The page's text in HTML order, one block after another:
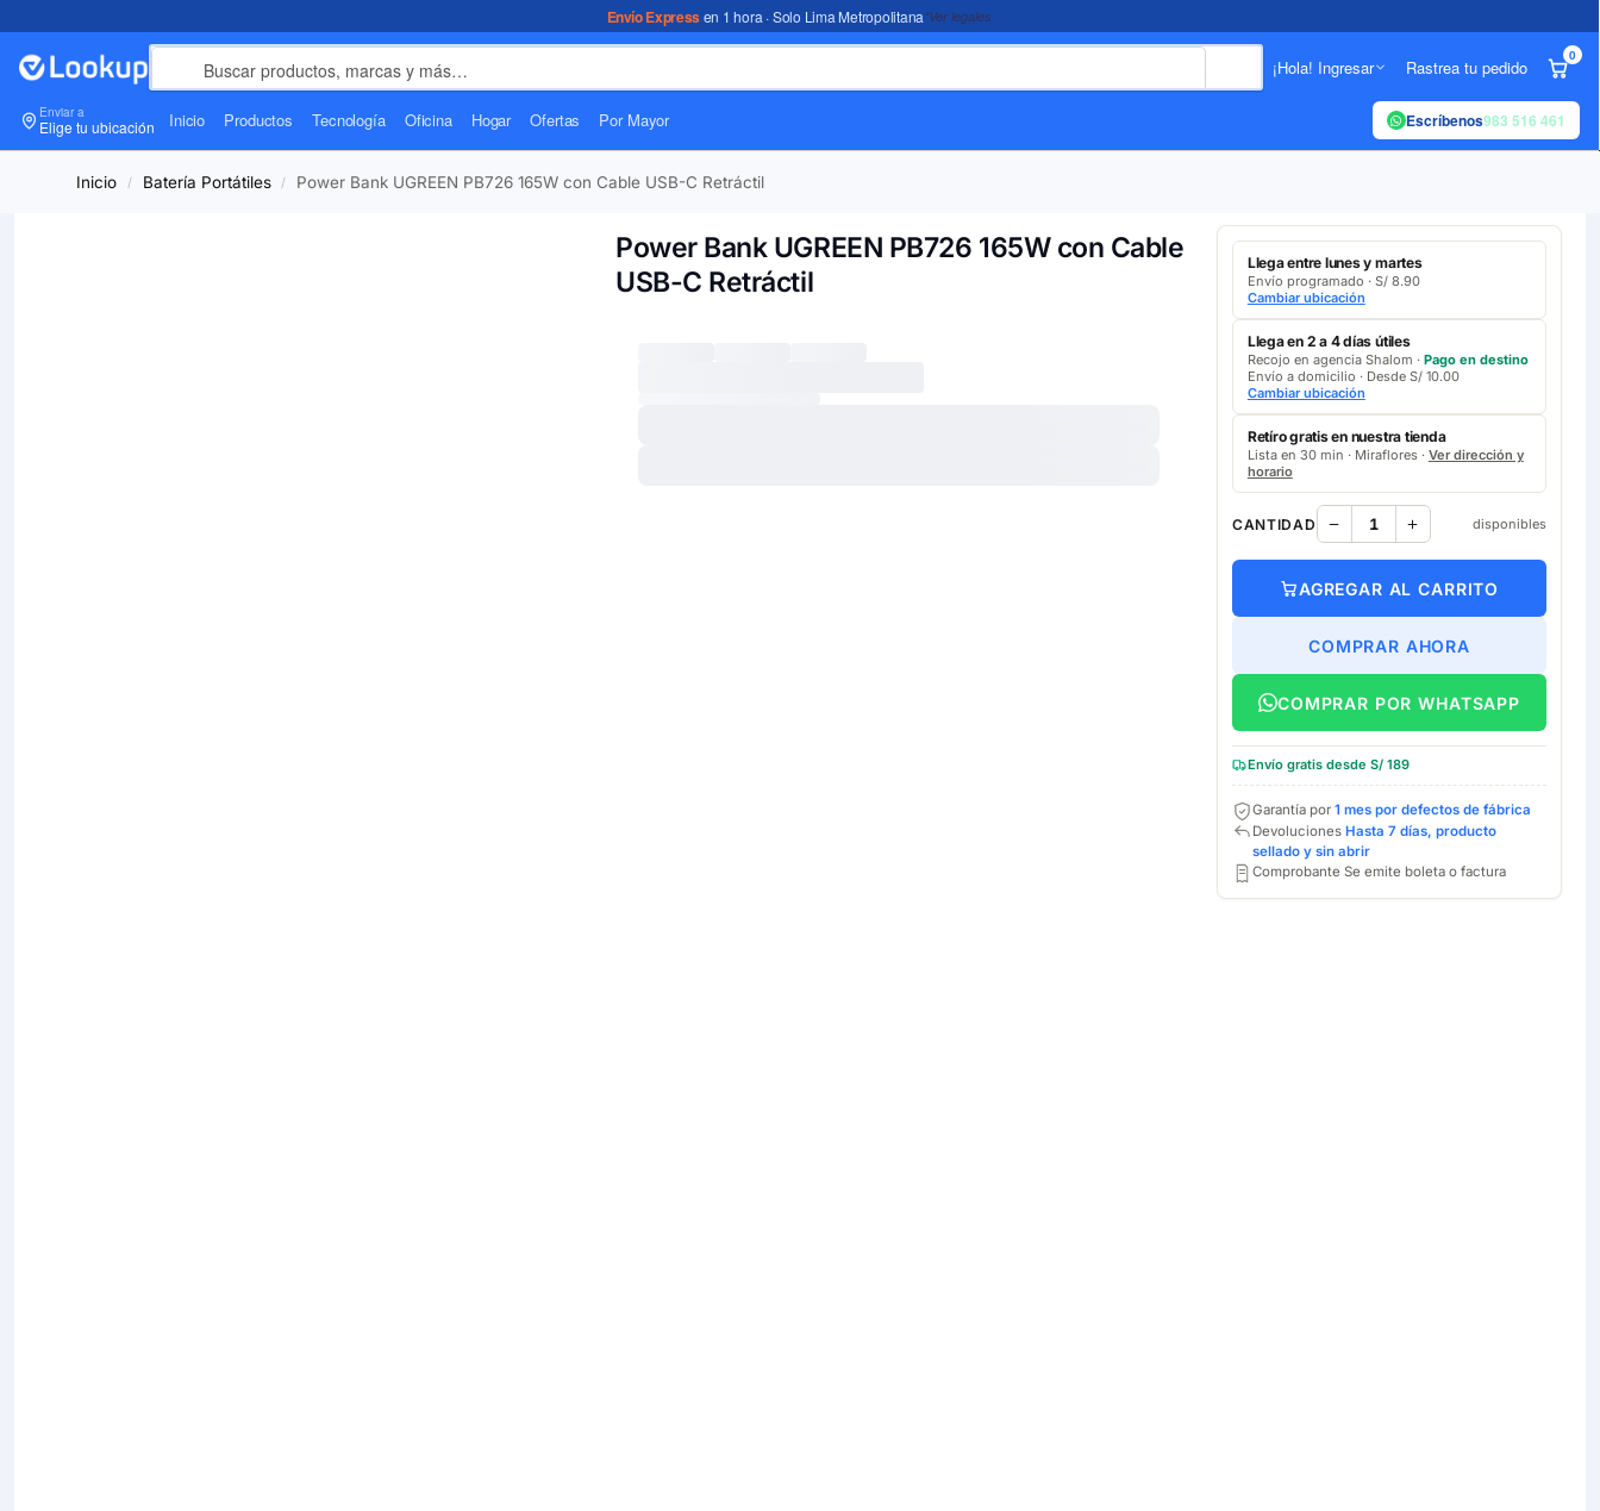
Envío Expressen 1 hora · Solo Lima Metropolitana*Ver legales
¡Hola! Ingresar Rastrea tu pedido
0
Enviar a
Elige tu ubicación Inicio Productos Tecnología Oficina Hogar Ofertas Por Mayor Escríbenos983 516 461
Inicio / Batería Portátiles / Power Bank UGREEN PB726 165W con Cable USB-C Retráctil
Power Bank UGREEN PB726 165W con Cable
USB-C Retráctil
Llega entre lunes y martes
Envío programado · S/ 8.90
Cambiar ubicación
Llega en 2 a 4 días útiles
Recojo en agencia Shalom · Pago en destino
Envío a domicilio · Desde S/ 10.00
Cambiar ubicación
Retíro gratis en nuestra tienda
Lista en 30 min · Miraflores · Ver dirección y
horario
CANTIDAD disponibles
AGREGAR AL CARRITO
COMPRAR AHORA
COMPRAR POR WHATSAPP
Envío gratis desde S/ 189
Garantía por 1 mes por defectos de fábrica
Devoluciones Hasta 7 días, producto
sellado y sin abrir
Comprobante Se emite boleta o factura